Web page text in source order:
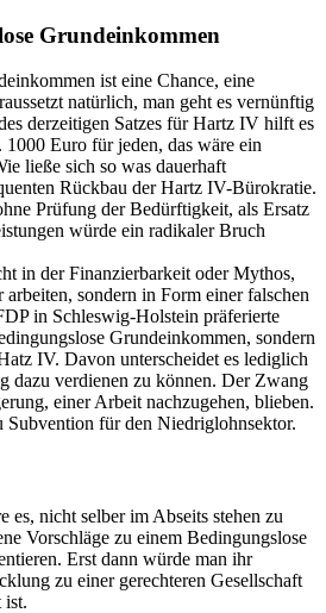
Grundeinkommen
ist eine Chance, eine
natürlich, man geht es vernünftig
derzeitigen Satzes für Hartz IV hilft es
1000 Euro für jeden, das wäre ein
ließe sich so was dauerhaft
Rückbau der Hartz IV-Bürokratie.
Prüfung der Bedürftigkeit, als Ersatz
würde ein radikaler Bruch
in der Finanzierbarkeit oder Mythos,
sondern in Form einer falschen
in Schleswig-Holstein präferierte
Grundeinkommen, sondern
IV. Davon unterscheidet es lediglich
dazu verdienen zu können. Der Zwang
einer Arbeit nachzugehen, blieben.
Subvention für den Niedriglohnsektor.
es, nicht selber im Abseits stehen zu
Vorschläge zu einem Bedingungslose
Erst dann würde man ihr
zu einer gerechteren Gesellschaft
ist.